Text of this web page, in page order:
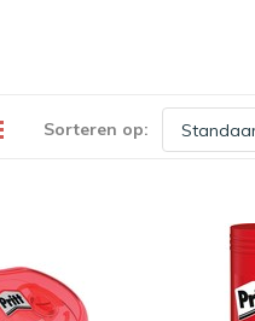
Sorteren op: